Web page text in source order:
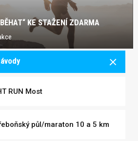
KE STAŽENÍ ZDARMA
RUN Most
půl/maraton 10 a 5 km